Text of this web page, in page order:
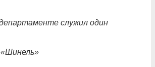
служил один
«Шинель»